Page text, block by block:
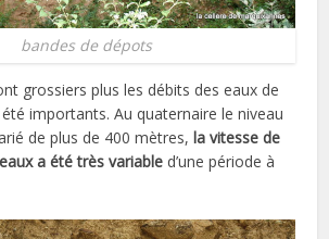
bandes de dépots
grossiers plus les débits des eaux de
importants. Au quaternaire le niveau
de plus de 400 mètres, la vitesse de
a été très variable d’une période à